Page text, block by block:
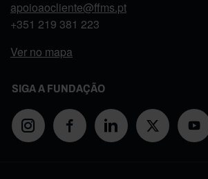
apoioaocliente@ffms.pt
+351 219 381 223
Ver no mapa
SIGA A FUNDAÇÃO